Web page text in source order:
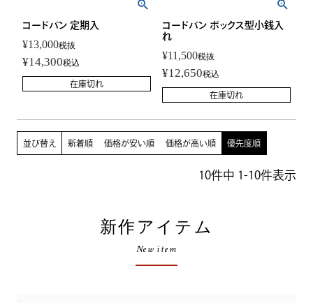
コードバン 定期入
¥13,000税抜
¥14,300税込
在庫切れ
コードバン ボックス型小銭入
れ
¥11,500税抜
¥12,650税込
在庫切れ
並び替え 新着順 価格が安い順 価格が高い順 優先度順
10件中 1-10件表示
新作アイテム
New item